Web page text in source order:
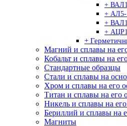
+
+
+
+
+
Магний и сплавы на
Кобальт и сплавы на
Стандартные образцы
Стали и сплавы на
Хром и сплавы на его
Титан и сплавы на его
Никель и сплавы на
Бериллий и сплавы на
Магниты